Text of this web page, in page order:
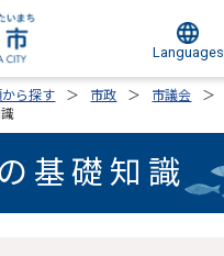
Languages
ら探す 市政 市議会
基礎知識